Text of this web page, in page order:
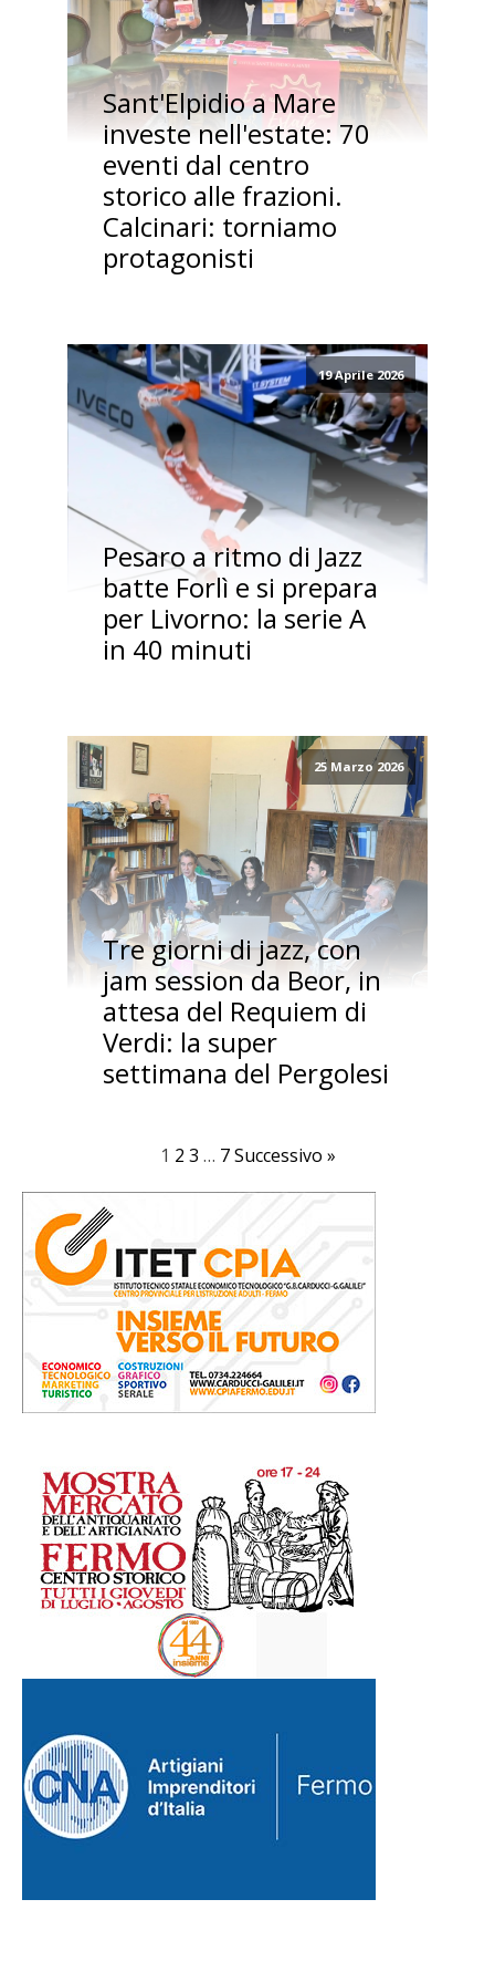
Sant'Elpidio a Mare
investe nell'estate: 70
eventi dal centro
storico alle frazioni.
Calcinari: torniamo
protagonisti
19 Aprile 2026
Pesaro a ritmo di Jazz
batte Forlì e si prepara
per Livorno: la serie A
in 40 minuti
25 Marzo 2026
Tre giorni di jazz, con
jam session da Beor, in
attesa del Requiem di
Verdi: la super
settimana del Pergolesi
1 2 3 … 7 Successivo »